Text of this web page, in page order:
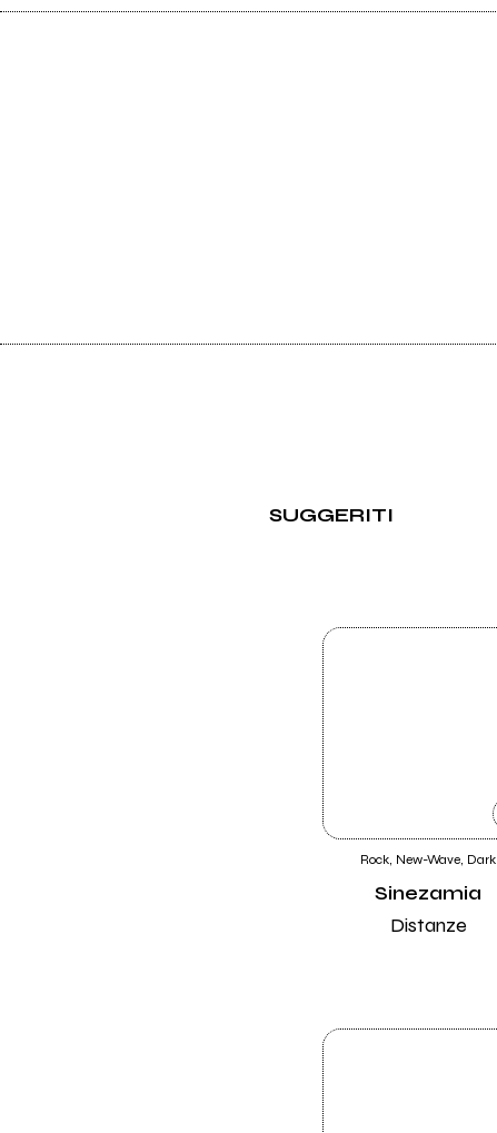
SUGGERITI
Rock, New-Wave, Dark
Sinezamia
Distanze